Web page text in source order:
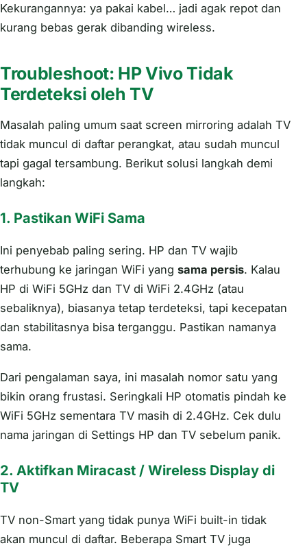
Kekurangannya: ya pakai kabel… jadi agak repot dan
kurang bebas gerak dibanding wireless.
Troubleshoot: HP Vivo Tidak
Terdeteksi oleh TV
Masalah paling umum saat screen mirroring adalah TV
tidak muncul di daftar perangkat, atau sudah muncul
tapi gagal tersambung. Berikut solusi langkah demi
langkah:
1. Pastikan WiFi Sama
Ini penyebab paling sering. HP dan TV wajib
terhubung ke jaringan WiFi yang sama persis. Kalau
HP di WiFi 5GHz dan TV di WiFi 2.4GHz (atau
sebaliknya), biasanya tetap terdeteksi, tapi kecepatan
dan stabilitasnya bisa terganggu. Pastikan namanya
sama.
Dari pengalaman saya, ini masalah nomor satu yang
bikin orang frustasi. Seringkali HP otomatis pindah ke
WiFi 5GHz sementara TV masih di 2.4GHz. Cek dulu
nama jaringan di Settings HP dan TV sebelum panik.
2. Aktifkan Miracast / Wireless Display di
TV
TV non-Smart yang tidak punya WiFi built-in tidak
akan muncul di daftar. Beberapa Smart TV juga